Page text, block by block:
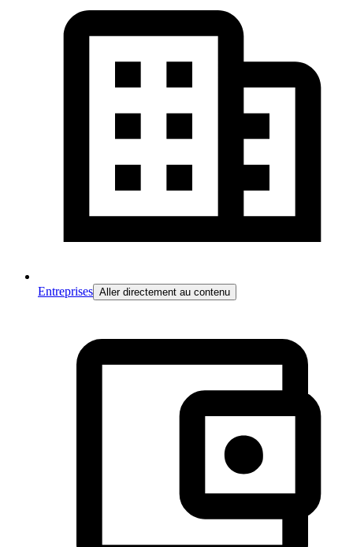
Entreprises Aller directement au contenu